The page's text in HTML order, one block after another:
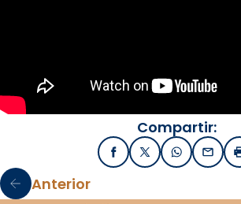
Compartir:
FacebookX / TwitterWhatsApp
Email
Anterior